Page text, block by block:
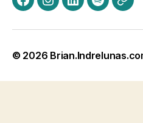
FacebookInstagram
LinkedInSpotify
© 2026